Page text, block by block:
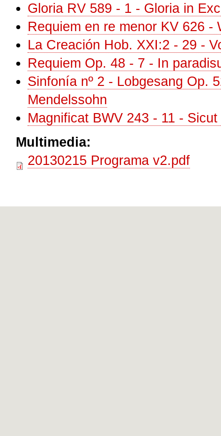
Gloria RV 589 - 1 - Gloria in
Requiem en re menor KV 626 -
La Creación Hob. XXI:2 - 29 -
Requiem Op. 48 - 7 - In
Sinfonía nº 2 - Lobgesang Op.
Mendelssohn
Magnificat BWV 243 - 11 -
Multimedia:
20130215 Programa v2.pdf